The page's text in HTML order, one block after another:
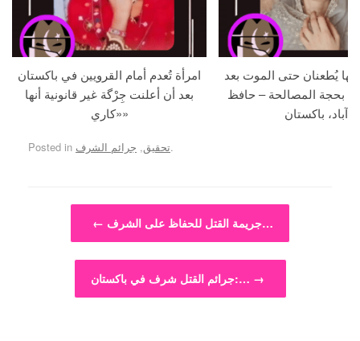
امرأة تُعدم أمام القرويين في باكستان
بعد أن أعلنت جِرْگة غير قانونية أنها
«كاري»
يُطعنان حتى الموت بعد
بحجة المصالحة – حافظ
آباد، باكستان
Posted in تحقيق, جرائم الشرف .
Post navigation
← جريمة القتل للحفاظ على الشرف…
جرائم القتل شرف في باكستان:… →